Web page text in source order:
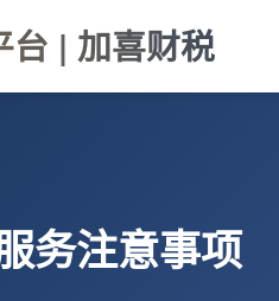
台 | 加喜财税
务注意事项